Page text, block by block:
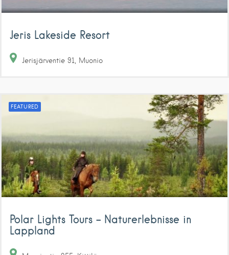
Jeris Lakeside Resort
Jerisjärventie 91 Muonio
FEATURED
Polar Lights Tours – Naturerlebnisse in
Lappland